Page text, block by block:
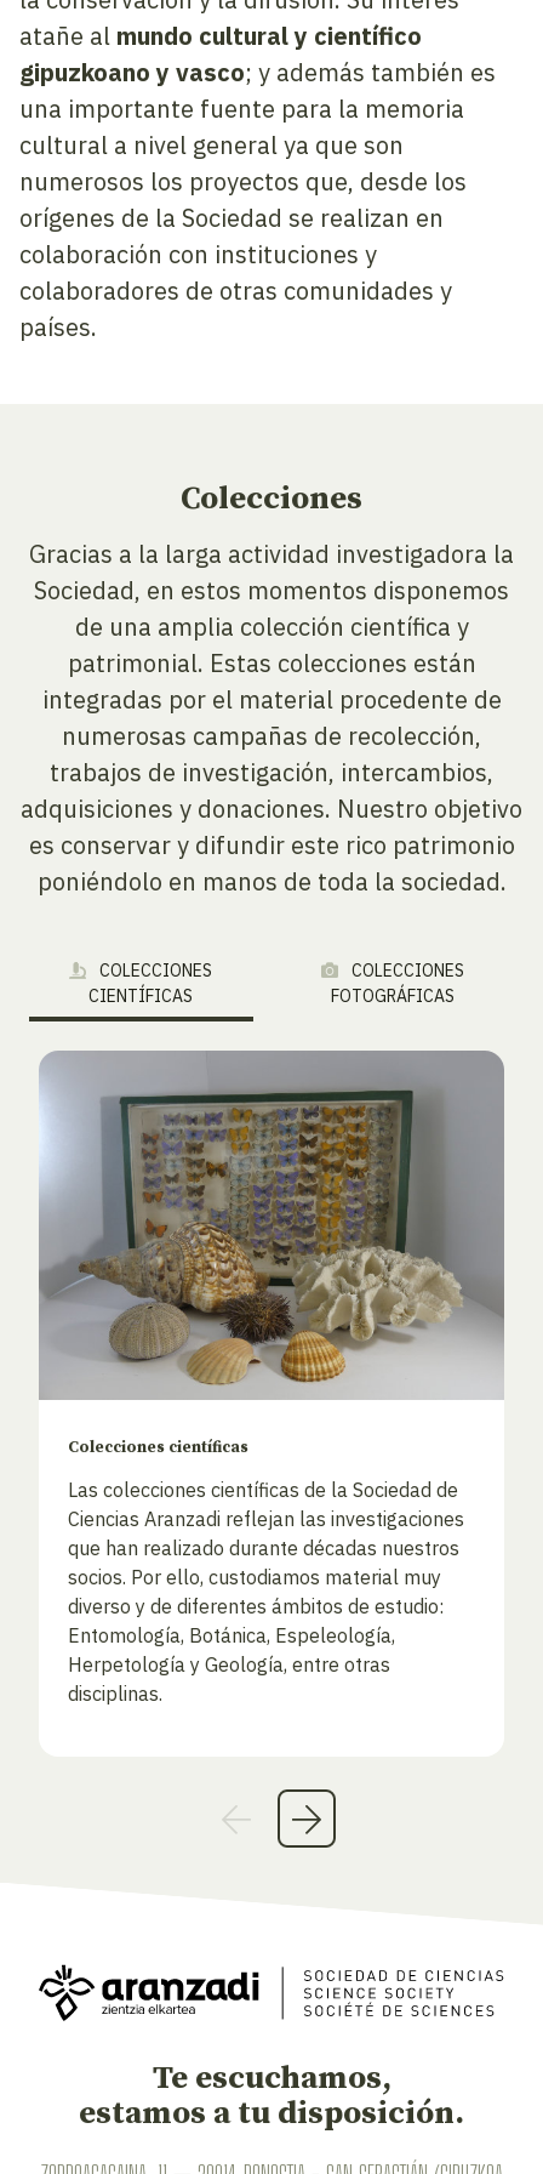
atañe al mundo cultural y científico
gipuzkoano y vasco; y además también es
una importante fuente para la memoria
cultural a nivel general ya que son
numerosos los proyectos que, desde los
orígenes de la Sociedad se realizan en
colaboración con instituciones y
colaboradores de otras comunidades y
países.
Colecciones
Gracias a la larga actividad investigadora la
Sociedad, en estos momentos disponemos
de una amplia colección científica y
patrimonial. Estas colecciones están
integradas por el material procedente de
numerosas campañas de recolección,
trabajos de investigación, intercambios,
adquisiciones y donaciones. Nuestro objetivo
es conservar y difundir este rico patrimonio
poniéndolo en manos de toda la sociedad.
COLECCIONES
CIENTÍFICAS
COLECCIONES
FOTOGRÁFICAS
Colecciones científicas
Las colecciones científicas de la Sociedad de
Ciencias Aranzadi reflejan las investigaciones
que han realizado durante décadas nuestros
socios. Por ello, custodiamos material muy
diverso y de diferentes ámbitos de estudio:
Entomología, Botánica, Espeleología,
Herpetología y Geología, entre otras
disciplinas.
Te escuchamos,
estamos a tu disposición.